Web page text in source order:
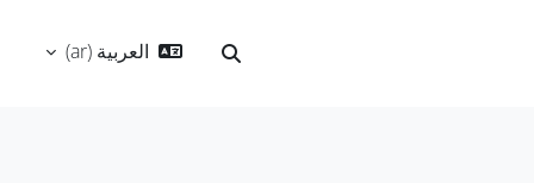
تبديل إدخال البحث
العربية ‎(ar)‎